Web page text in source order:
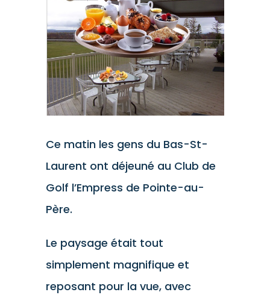
agrandie
Ce matin les gens du Bas-St-
Laurent ont déjeuné au Club de
Golf l’Empress de Pointe-au-
Père.
Le paysage était tout
simplement magnifique et
reposant pour la vue, avec